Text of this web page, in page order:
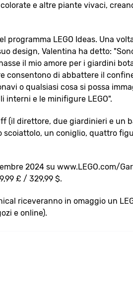
e altre piante vivaci,
programma LEGO Ideas. Una
design, Valentina ha detto:
il mio amore per i giardini
consentono di abbattere il
o qualsiasi cosa si possa
e le minifigure LEGO".
(il direttore, due giardinieri e un
un coniglio, quattro
2024 su www.LEGO.com/
£ / 329,99 $.
riceveranno in omaggio un
e online).